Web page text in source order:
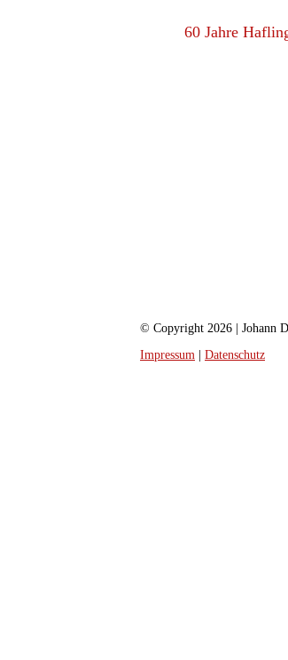
60 Jahre
© Copyright 2026 | Johann
Impressum
Datenschutz